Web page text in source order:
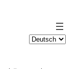
Sprache